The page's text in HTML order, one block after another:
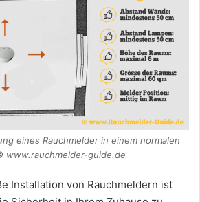
eines Rauchmelder in einem normalen
www.rauchmelder-guide.de
Installation von Rauchmeldern ist